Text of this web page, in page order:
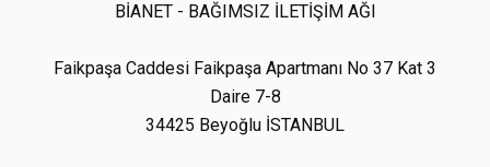
BİANET - BAĞIMSIZ İLETİŞİM AĞI
Faikpaşa Caddesi Faikpaşa Apartmanı No 37 Kat 3
Daire 7-8
34425 Beyoğlu İSTANBUL